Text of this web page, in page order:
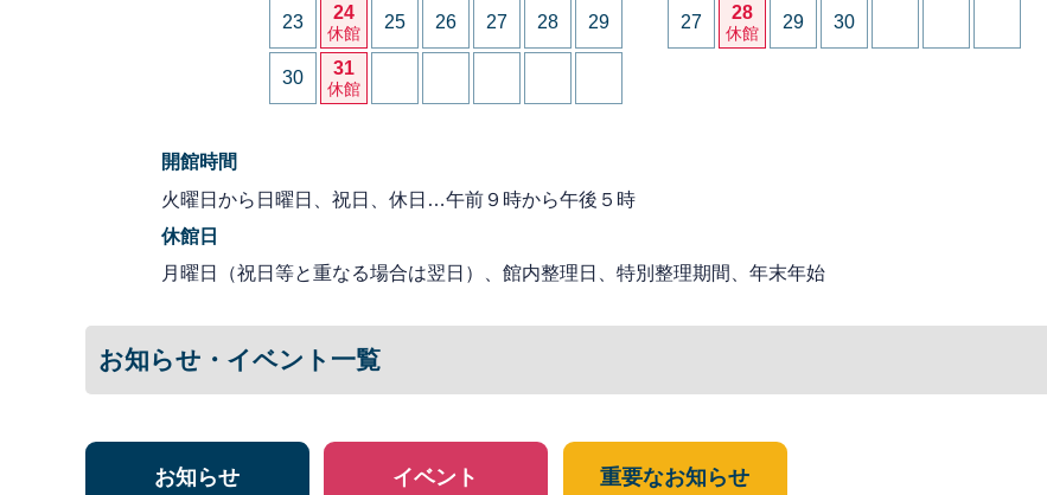
23 24
休館
25 26 27 28 29
30 31
休館
27 28
休館
29 30
開館時間
火曜日から日曜日、祝日、休日…午前９時から午後５時
休館日
月曜日（祝日等と重なる場合は翌日）、館内整理日、特別整理期間、年末年始
お知らせ・イベント一覧
お知らせ イベント 重要なお知らせ